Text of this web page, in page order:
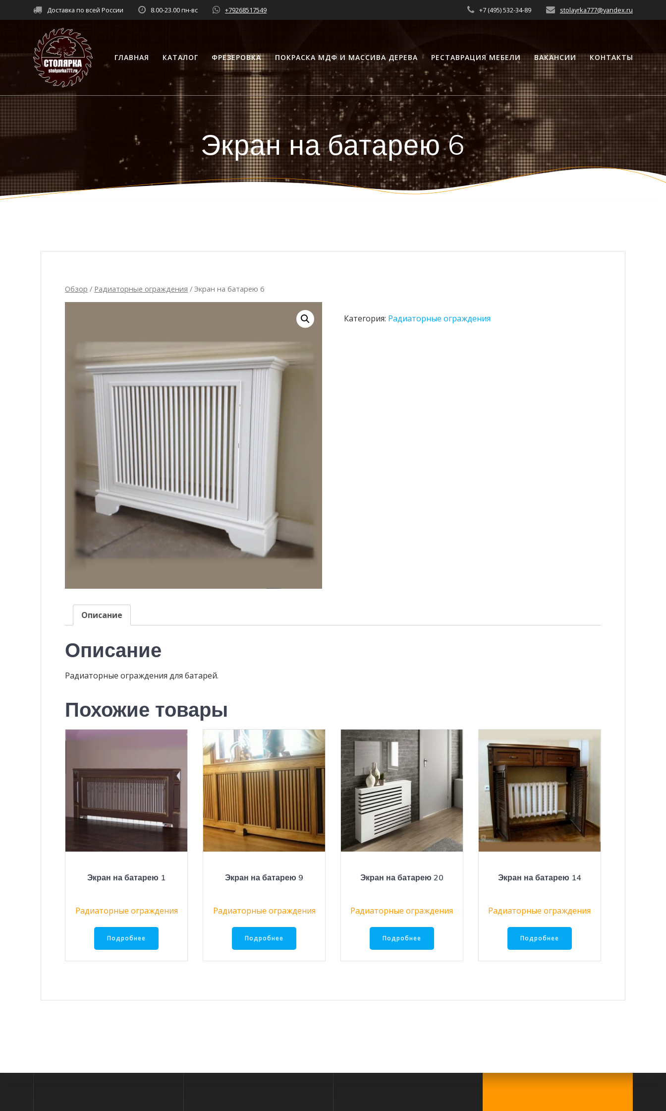
к
Доставка по всей России 8.00-23.00 пн-вс +79268517549 +7 (495) 532-34-89 stolayrka777@yandex.ru
ГЛАВНАЯ КАТАЛОГ ФРЕЗЕРОВКА ПОКРАСКА МДФ И МАССИВА ДЕРЕВА РЕСТАВРАЦИЯ МЕБЕЛИ ВАКАНСИИ КОНТАКТЫ
Экран на батарею 6
Обзор / Радиаторные ограждения / Экран на батарею 6
Категория: Радиаторные ограждения
Описание
Описание
Радиаторные ограждения для батарей.
Похожие товары
Экран на батарею 1
Радиаторные ограждения
Подробнее
Экран на батарею 9
Радиаторные ограждения
Подробнее
Экран на батарею 20
Радиаторные ограждения
Подробнее
Экран на батарею 14
Радиаторные ограждения
Подробнее